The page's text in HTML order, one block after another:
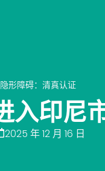
形障碍：清真认证
入印尼
2025 年 12 月 16 日